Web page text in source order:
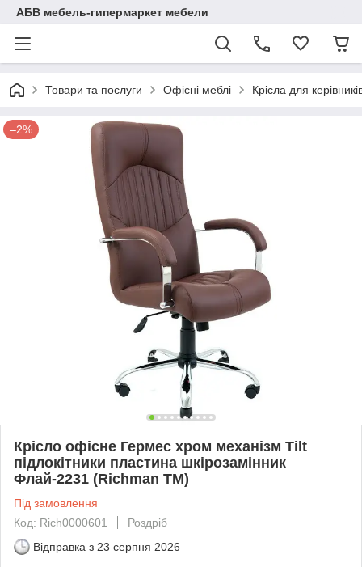
АБВ мебель-гипермаркет мебели
Товари та послуги Офісні меблі Крісла для
–2%
Крісло офісне Гермес хром механізм Tilt
підлокітники пластина шкірозамінник
Флай-2231 (Richman ТМ)
Під замовлення
Код: Rich0000601
Роздріб
Відправка з 23 серпня 2026